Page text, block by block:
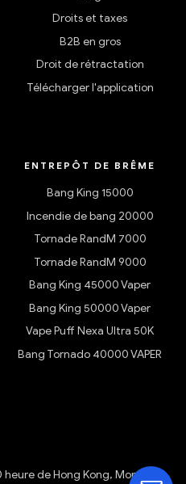
Droits et taxes
B2B en gros
Droit de rétractation
Télécharger l'application
ENTREPÔT DE BRÊME
Bang King 15000
Incendie de bang 20000
Tornade RandM 7000
Tornade RandM 9000
Bang King 45000 Vaper
Bang King 50000 Vaper
Vape Puff Nexa Ultra 50K
Bang Tornado 40000 VAPER
heure de Hong Kong, Montag –